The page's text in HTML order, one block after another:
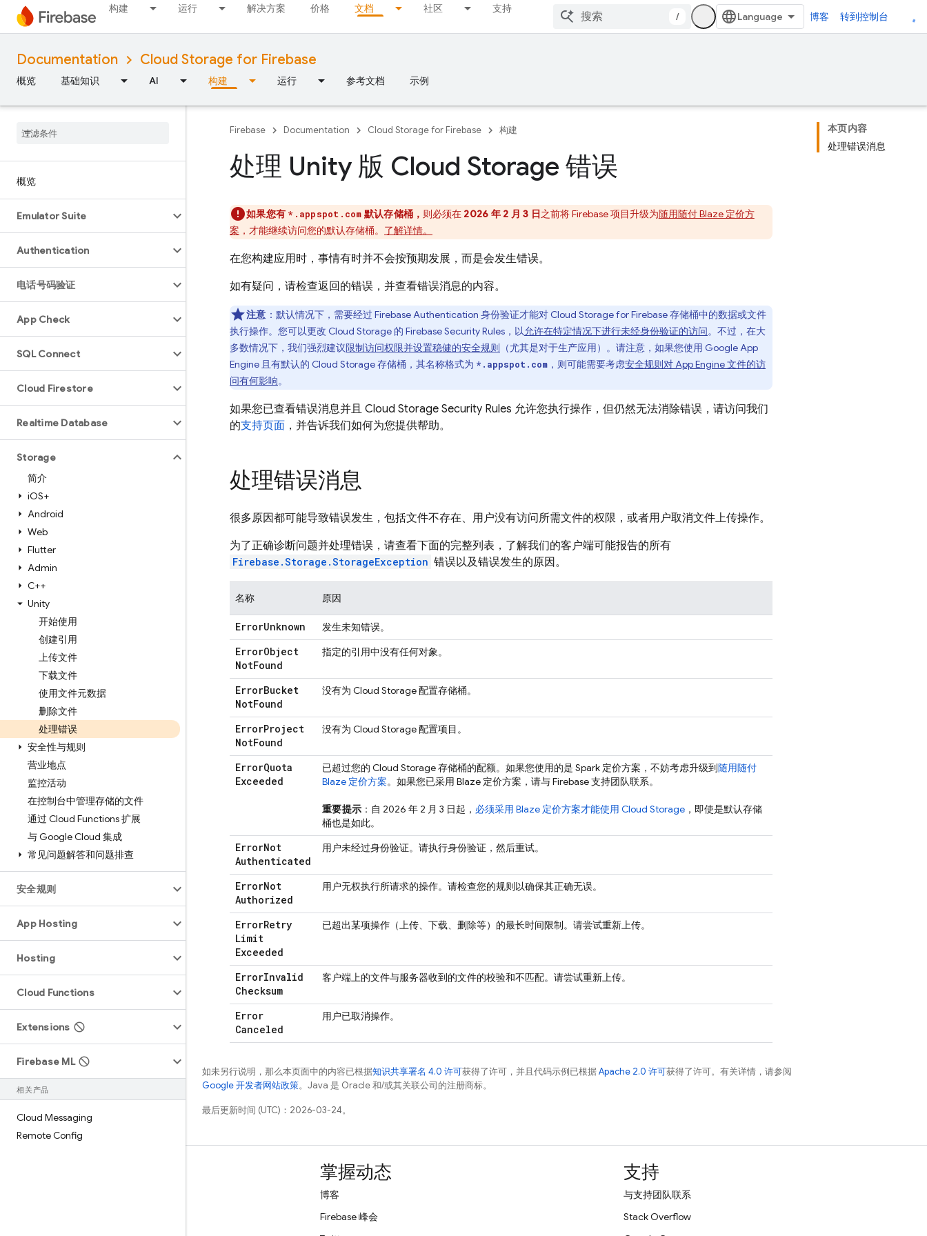
构建 运行 解决方案 价格 文档 社区 支持
/ 博客 转到控制台
Documentation Cloud Storage for Firebase
概览 基础知识 AI 构建 运行 参考文档 示例
概览
Emulator Suite
Authentication
电话号码验证
App Check
SQL Connect
Cloud Firestore
Realtime Database
Storage
简介
iOS+
Android
Web
Flutter
Admin
C++
Unity
开始使用
创建引用
上传文件
下载文件
使用文件元数据
删除文件
处理错误
安全性与规则
营业地点
监控活动
在控制台中管理存储的文件
通过 Cloud Functions 扩展
与 Google Cloud 集成
常见问题解答和问题排查
安全规则
App Hosting
Hosting
Cloud Functions
Extensions
Firebase ML
相关产品
Cloud Messaging
Remote Config
本页内容
处理错误消息
Firebase Documentation Cloud Storage for Firebase 构建
处理 Unity 版 Cloud Storage 错误
如果您有 *.appspot.com 默认存储桶， 则必须在 2026 年 2 月 3 日之前将 Firebase 项目升级为随用随付 Blaze 定价方
案 ，才能继续访问您的默认存储桶。 了解详情。
在您构建应用时，事情有时并不会按预期发展，而是会发生错误。
如有疑问，请检查返回的错误，并查看错误消息的内容。
注意 ：默认情况下，需要经过 Firebase Authentication 身份验证才能对 Cloud Storage for Firebase存储桶中的数据或文件
执行操作。您可以更改 Cloud Storage 的 Firebase Security Rules ，以允许在特定情况下进行未经身份验证的访问。不过，在大
多数情况下，我们强烈建议限制访问权限并设置稳健的安全规则 （尤其是对于生产应用）。请注意，如果您使用 GoogleApp
Engine 且有默认的 Cloud Storage存储桶，其名称格式为 *.appspot.com ，则可能需要考虑安全规则对App Engine文件的访
问有何影响。
如果您已查看错误消息并且 Cloud Storage Security Rules 允许您执行操作，但仍然无法消除错误，请访问我们
的支持页面 ，并告诉我们如何为您提供帮助。
处理错误消息
很多原因都可能导致错误发生，包括文件不存在、用户没有访问所需文件的权限，或者用户取消文件上传操作。
为了正确诊断问题并处理错误，请查看下面的完整列表，了解我们的客户端可能报告的所有
Firebase.Storage.StorageException 错误以及错误发生的原因。
名称 原因
ErrorUnknown 发生未知错误。
ErrorObject
NotFound
指定的引用中没有任何对象。
ErrorBucket
NotFound
没有为 Cloud Storage配置存储桶。
ErrorProject
NotFound
没有为 Cloud Storage配置项目。
ErrorQuota
Exceeded
已超过您的 Cloud Storage存储桶的配额。如果您使用的是 Spark 定价方案，不妨考虑升级到随用随付
Blaze 定价方案。如果您已采用 Blaze 定价方案，请与 Firebase 支持团队联系。
重要提示 ：自 2026 年 2 月 3 日起， 必须采用 Blaze 定价方案才能使用 Cloud Storage ，即使是默认存储
桶也是如此。
ErrorNot
Authenticated
用户未经过身份验证。请执行身份验证，然后重试。
ErrorNot
Authorized
用户无权执行所请求的操作。请检查您的规则以确保其正确无误。
ErrorRetry
Limit
Exceeded
已超出某项操作（上传、下载、删除等）的最长时间限制。请尝试重新上传。
ErrorInvalid
Checksum
客户端上的文件与服务器收到的文件的校验和不匹配。请尝试重新上传。
Error
Canceled
用户已取消操作。
如未另行说明，那么本页面中的内容已根据知识共享署名 4.0 许可获得了许可，并且代码示例已根据Apache 2.0 许可获得了许可。有关详情，请参阅
Google 开发者网站政策。Java 是 Oracle 和/或其关联公司的注册商标。
最后更新时间 (UTC)：2026-03-24。
掌握动态
博客
Firebase 峰会
支持
与支持团队联系
Stack Overflow